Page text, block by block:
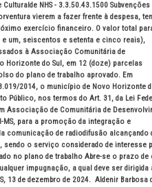
NHS - 3.3.50.43.1500 Subvenções
vierem a fazer frente à despesa,
exercício financeiro. O valor total
e um, seiscentos e setenta e cinco reais),
à Associação Comunitária de
Horizonte do Sul, em 12 (doze) parcelas
do plano de trabalho aprovado. Em
2014, o município de Novo Horizonte
Público, nos termos do Art. 31, da Lei
Associação de Comunitária de
para a promoção da integração e
comunicação de radiodifusão alcançando
o serviço considerado de interesse
no plano de trabalho Abre-se o prazo de
impugnação, a qual deve ser dirigida
13 de dezembro de 2024. Aldenir Barbosa